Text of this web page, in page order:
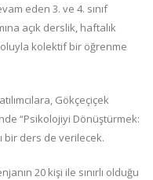
eden 3. ve 4. sınıf
açık derslik, haftalık
kolektif bir öğrenme
Gökçeçiçek
“Psikolojiyi Dönüştürmek:
bir ders de verilecek.
20 kişi ile sınırlı olduğu